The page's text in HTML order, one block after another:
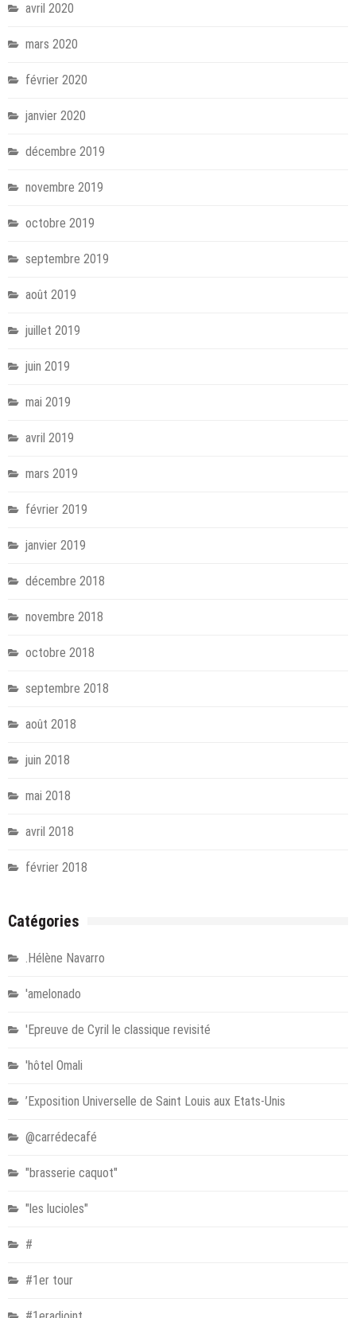
avril 2020
mars 2020
février 2020
janvier 2020
décembre 2019
novembre 2019
octobre 2019
septembre 2019
août 2019
juillet 2019
juin 2019
mai 2019
avril 2019
mars 2019
février 2019
janvier 2019
décembre 2018
novembre 2018
octobre 2018
septembre 2018
août 2018
juin 2018
mai 2018
avril 2018
février 2018
Catégories
.Hélène Navarro
'amelonado
'Epreuve de Cyril le classique revisité
'hôtel Omali
’Exposition Universelle de Saint Louis aux Etats-Unis
@carrédecafé
"brasserie caquot"
"les lucioles"
#
#1er tour